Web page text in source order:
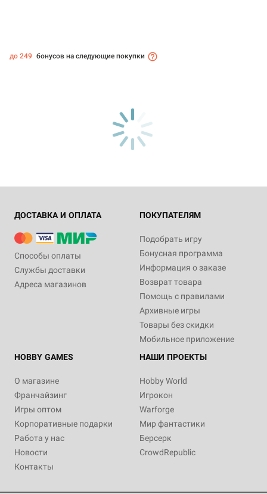
до 249 бонусов на следующие покупки
ДОСТАВКА И ОПЛАТА
Способы оплаты
Службы доставки
Адреса магазинов
ПОКУПАТЕЛЯМ
Подобрать игру
Бонусная программа
Информация о заказе
Возврат товара
Помощь с правилами
Архивные игры
Товары без скидки
Мобильное приложение
HOBBY GAMES
О магазине
Франчайзинг
Игры оптом
Корпоративные подарки
Работа у нас
Новости
Контакты
НАШИ ПРОЕКТЫ
Hobby World
Игрокон
Warforge
Мир фантастики
Берсерк
CrowdRepublic